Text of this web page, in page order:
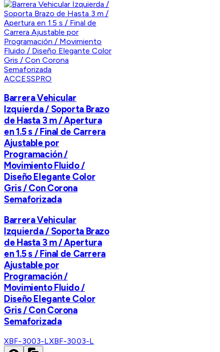
ACCESSPRO
Barrera Vehicular
Izquierda / Soporta Brazo
de Hasta 3 m / Apertura
en 1.5 s / Final de Carrera
Ajustable por
Programación /
Movimiento Fluido /
Diseño Elegante Color
Gris / Con Corona
Semaforizada
Barrera Vehicular
Izquierda / Soporta Brazo
de Hasta 3 m / Apertura
en 1.5 s / Final de Carrera
Ajustable por
Programación /
Movimiento Fluido /
Diseño Elegante Color
Gris / Con Corona
Semaforizada
XBF-3003-LXBF-3003-L